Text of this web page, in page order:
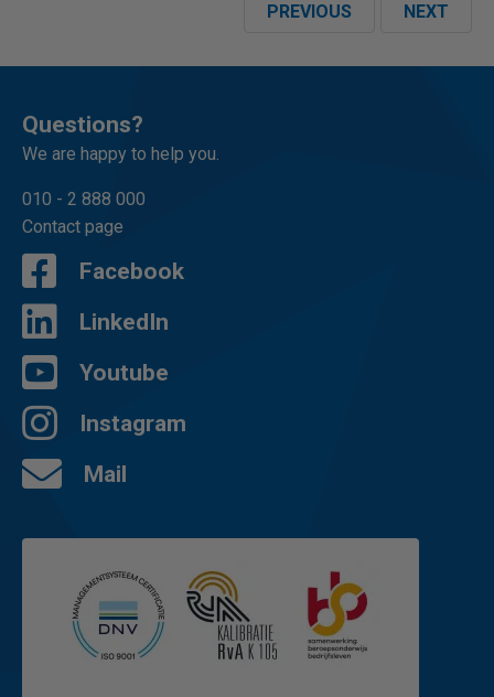
PREVIOUS NEXT
Questions?
We are happy to help you.
010 - 2 888 000
Contact page
Facebook
LinkedIn
Youtube
Instagram
Mail